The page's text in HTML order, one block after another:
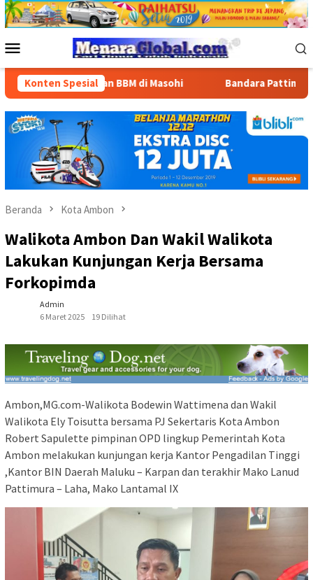
Loncat
ke
Mobile
Konten Spesial
BBM di Masohi Bandara Pattimura Kenalkan
Beranda Kota Ambon
Walikota Ambon Dan Wakil Walikota
Lakukan Kunjungan Kerja Bersama
Forkopimda
Admin
6 Maret 2025
19 Dilihat
Ambon,MG.com-Walikota Bodewin Wattimena dan Wakil
Walikota Ely Toisutta bersama PJ Sekertaris Kota Ambon
Robert Sapulette pimpinan OPD lingkup Pemerintah Kota
Ambon melakukan kunjungan kerja Kantor Pengadilan Tinggi
,Kantor BIN Daerah Maluku – Karpan dan terakhir Mako Lanud
Pattimura – Laha, Mako Lantamal IX